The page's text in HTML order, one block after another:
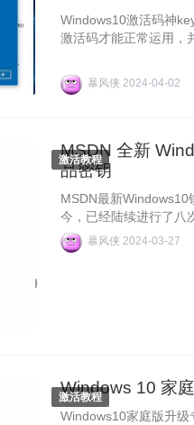
Windows10激活码神
激活码才能正常运用，
ice2019。下面
钥、神key。
暴风侠2024-04-02
10
激活教程
MSDN 全新
品密钥
MSDN最新
今，已经陆续进行了八
感到厌倦，于是微软调
多新功能新特性，而是
暴风侠2024-03-27
激活教程
Windows 10 家
Windows10家庭版升